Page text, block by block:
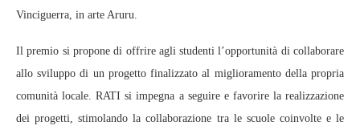
Vinciguerra, in arte Aruru.
Il premio si propone di offrire agli studenti l’opportunità di collaborare
allo sviluppo di un progetto finalizzato al miglioramento della propria
comunità locale. RATI si impegna a seguire e favorire la realizzazione
dei progetti, stimolando la collaborazione tra le scuole coinvolte e le